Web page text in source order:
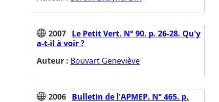
2007 Le Petit Vert. N° 90. p. 26-28. Qu'y
a-t-il à voir ?
Auteur : Bouvart Geneviève
2006 Bulletin de l'APMEP. N° 465. p.